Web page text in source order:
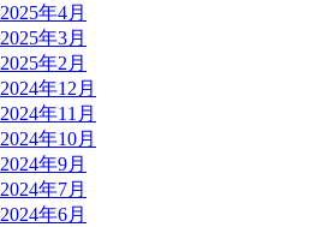
2025年4月
2025年3月
2025年2月
2024年12月
2024年11月
2024年10月
2024年9月
2024年7月
2024年6月